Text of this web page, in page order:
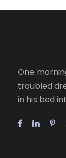
One
troubled
in his bed